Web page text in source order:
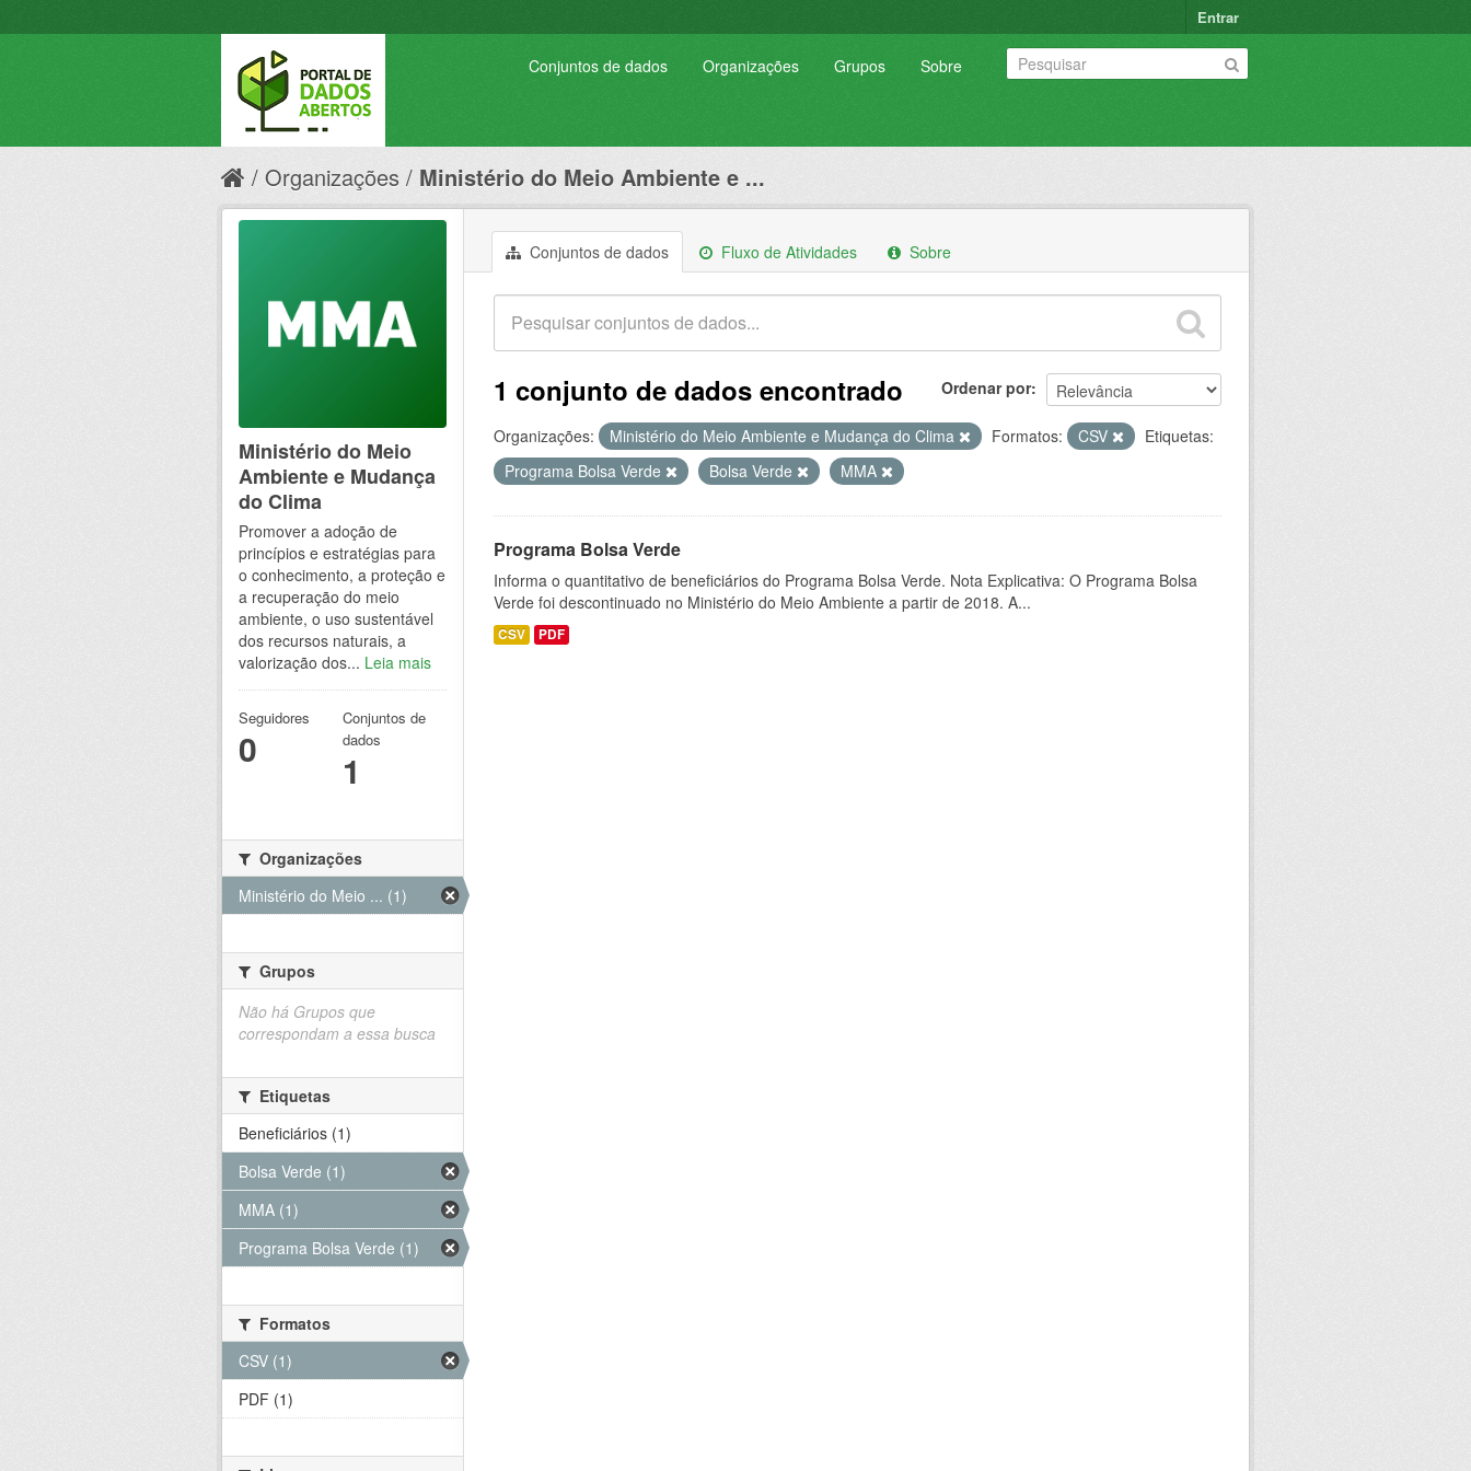
Entrar
Conjuntos de dados Organizações Grupos Sobre
Organizações Ministério do Meio Ambiente e ...
Conjuntos de dados Fluxo de Atividades Sobre
Ordenar por
1 conjunto de dados encontrado
Organizações: Ministério do Meio Ambiente e Mudança do Clima Formatos: CSV
Etiquetas:
Programa Bolsa Verde
Bolsa Verde MMA
Programa Bolsa Verde
Informa o quantitativo de beneficiários do Programa Bolsa Verde. Nota Explicativa: O Programa Bolsa
Verde foi descontinuado no Ministério do Meio Ambiente a partir de 2018. A...
CSV PDF
Ministério do Meio
Ambiente e Mudança
do Clima
Promover a adoção de
princípios e estratégias para
o conhecimento, a proteção e
a recuperação do meio
ambiente, o uso sustentável
dos recursos naturais, a
valorização dos... Leia mais
Seguidores
0
Conjuntos de
dados
1
Organizações
Ministério do Meio ... (1)
Grupos
Não há Grupos que
correspondam a essa busca
Etiquetas
Beneficiários (1)
Bolsa Verde (1)
MMA (1)
Programa Bolsa Verde (1)
Formatos
CSV (1)
PDF (1)